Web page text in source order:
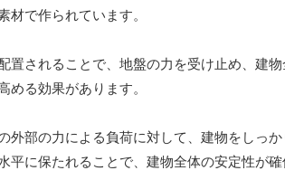
で作られています。
されることで、地盤の力を受け止め、建
る効果があります。
部の力による負荷に対して、建物をしっ
に保たれることで、建物全体の安定性が確